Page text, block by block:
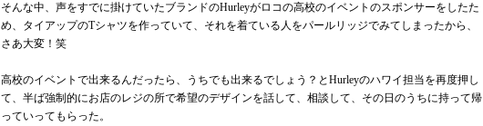
そんな中、声をすでに掛けていたブランドのHurleyがロコの高校のイベントのスポンサーをしたた
め、タイアップのTシャツを作っていて、それを着ている人をパールリッジでみてしまったから、
さあ大変！笑
高校のイベントで出来るんだったら、うちでも出来るでしょう？とHurleyのハワイ担当を再度押し
て、半ば強制的にお店のレジの所で希望のデザインを話して、相談して、その日のうちに持って帰
っていってもらった。